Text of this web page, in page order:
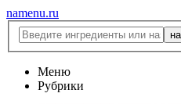
namenu.ru
Меню
Рубрики